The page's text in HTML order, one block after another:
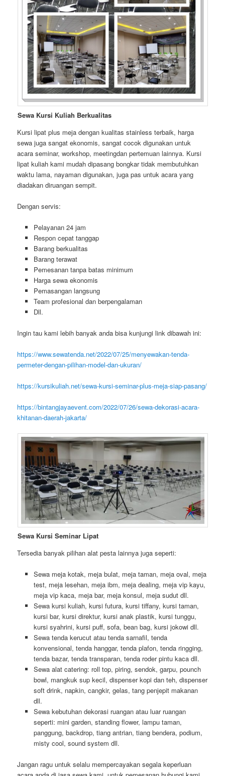
Sewa Kursi Kuliah Berkualitas
Kursi lipat plus meja dengan kualitas stainless terbaik, harga
sewa juga sangat ekonomis, sangat cocok digunakan untuk
acara seminar, workshop, meetingdan pertemuan lainnya. Kursi
lipat kuliah kami mudah dipasang bongkar tidak membutuhkan
waktu lama, nayaman digunakan, juga pas untuk acara yang
diadakan diruangan sempit.
Dengan servis:
Pelayanan 24 jam
Respon cepat tanggap
Barang berkualitas
Barang terawat
Pemesanan tanpa batas minimum
Harga sewa ekonomis
Pemasangan langsung
Team profesional dan berpengalaman
Dll.
Ingin tau kami lebih banyak anda bisa kunjungi link dibawah ini:
https://www.sewatenda.net/2022/07/25/menyewakan-tenda-
permeter-dengan-pilihan-model-dan-ukuran/
https://kursikuliah.net/sewa-kursi-seminar-plus-meja-siap-pasang/
https://bintangjayaevent.com/2022/07/26/sewa-dekorasi-acara-
khitanan-daerah-jakarta/
Sewa Kursi Seminar Lipat
Tersedia banyak pilihan alat pesta lainnya juga seperti:
Sewa meja kotak, meja bulat, meja taman, meja oval, meja
test, meja lesehan, meja ibm, meja dealing, meja vip kayu,
meja vip kaca, meja bar, meja konsul, meja sudut dll.
Sewa kursi kuliah, kursi futura, kursi tiffany, kursi taman,
kursi bar, kursi direktur, kursi anak plastik, kursi tunggu,
kursi syahrini, kursi puff, sofa, bean bag, kursi jokowi dll.
Sewa tenda kerucut atau tenda sarnafil, tenda
konvensional, tenda hanggar, tenda plafon, tenda ringging,
tenda bazar, tenda transparan, tenda roder pintu kaca dll.
Sewa alat catering: roll top, piring, sendok, garpu, pounch
bowl, mangkuk sup kecil, dispenser kopi dan teh, dispenser
soft drink, napkin, cangkir, gelas, tang penjepit makanan
dll.
Sewa kebutuhan dekorasi ruangan atau luar ruangan
seperti: mini garden, standing flower, lampu taman,
panggung, backdrop, tiang antrian, tiang bendera, podium,
misty cool, sound system dll.
Jangan ragu untuk selalu mempercayakan segala keperluan